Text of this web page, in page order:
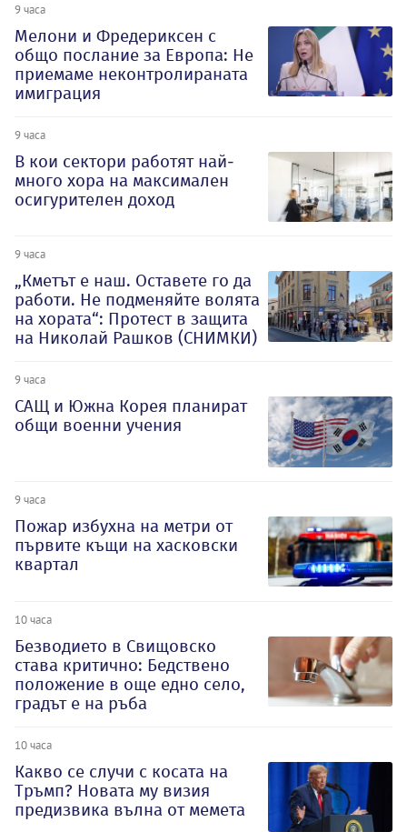
9 часа
Мелони и Фредериксен с
общо послание за Европа: Не
приемаме неконтролираната
имиграция
9 часа
В кои сектори работят най-
много хора на максимален
осигурителен доход
9 часа
„Кметът е наш. Оставете го да
работи. Не подменяйте волята
на хората“: Протест в защита
на Николай Рашков (СНИМКИ)
9 часа
САЩ и Южна Корея планират
общи военни учения
9 часа
Пожар избухна на метри от
първите къщи на хасковски
квартал
10 часа
Безводието в Свищовско
става критично: Бедствено
положение в още едно село,
градът е на ръба
10 часа
Какво се случи с косата на
Тръмп? Новата му визия
предизвика вълна от мемета